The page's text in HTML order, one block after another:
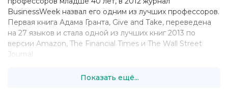
BusinessWeek назвал его одним из лучших профессоров.
Первая книга Адама Гранта, Give and Take, переведена
на 27 языков и стала одной из лучших книг 2013 по
версии Amazon, The Financial Times и The Wall Street
Journal.
Показать ещё...